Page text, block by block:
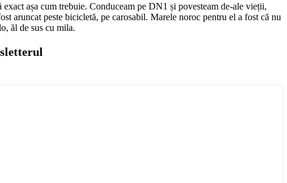
așa cum trebuie. Conduceam pe DN1 și povesteam de-ale vieții,
aruncat peste bicicletă, pe carosabil. Marele noroc pentru el a fost că nu
ăl de sus cu mila.